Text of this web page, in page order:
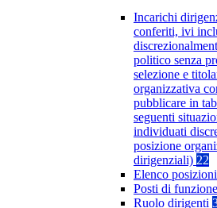
Incarichi
conferiti, ivi
politico senza
selezione e
organizzativa
pubblicare in
seguenti
individuati
posizione
dirigenziali) 22
Elenco
Posti di
Ruolo dirigenti